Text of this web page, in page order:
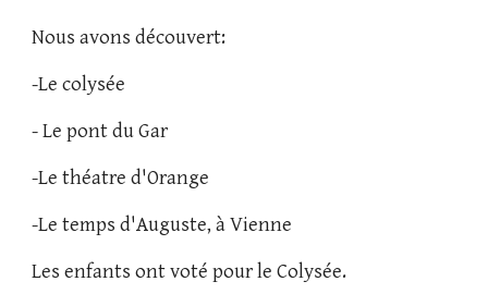
Nous avons découvert:
-Le colysée
- Le pont du Gar
-Le théatre d'Orange
-Le temps d'Auguste, à Vienne
Les enfants ont voté pour le Colysée.